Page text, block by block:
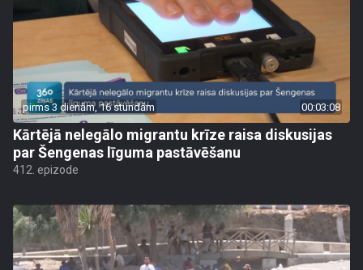
pirms 3 dienām, 16 stundām 00:03:08
Kārtējā nelegālo migrantu krīze raisa diskusijas
par Šengenas līguma pastāvēšanu
412. epizode